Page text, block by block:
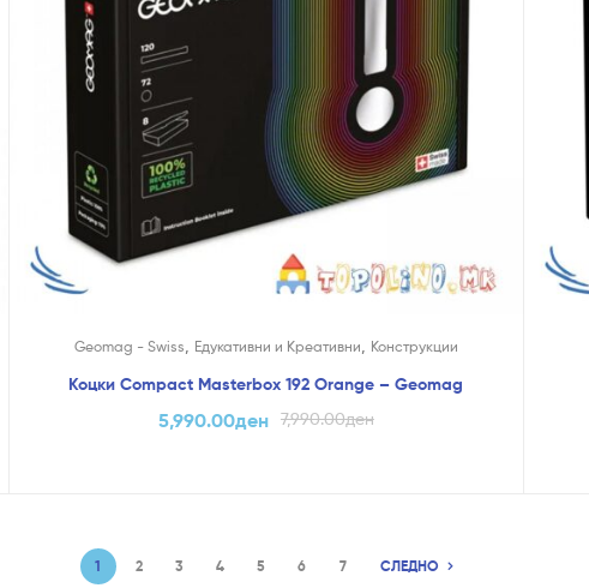
Geomag - Swiss Едукативни и Креативни Конструкции
Коцки Compact Masterbox 192 Orange – Geomag
7,990.00ден
5,990.00ден
1 2 3 4 5 6 7 СЛЕДНО